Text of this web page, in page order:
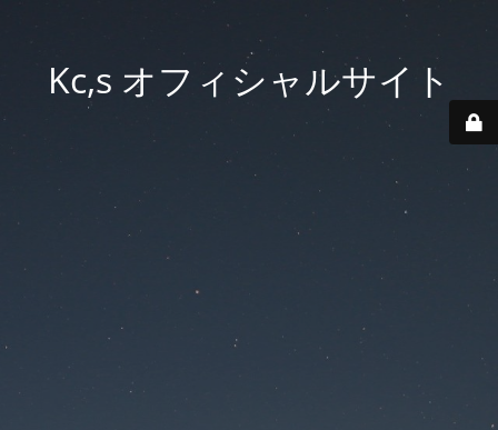
Kc,s オフィシャルサイト